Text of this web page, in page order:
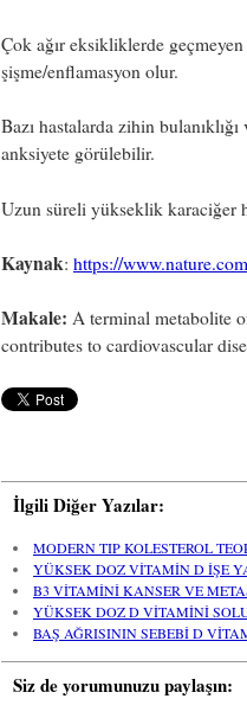
Çok ağır eksikliklerde
şişme/enflamasyon olur.
Bazı hastalarda zihin
anksiyete görülebilir.
Uzun süreli yükseklik karaciğer
Kaynak: https://
Makale: A terminal metabolite
contributes to cardiovascular
İlgili Diğer Yazılar:
MODERN TIP KOLESTEROL
YÜKSEK DOZ VİTAMİN D İŞE
B3 VİTAMİNİ KANSER VE
YÜKSEK DOZ D VİTAMİNİ
BAŞ AĞRISININ SEBEBİ D
Siz de yorumunuzu paylaşın: